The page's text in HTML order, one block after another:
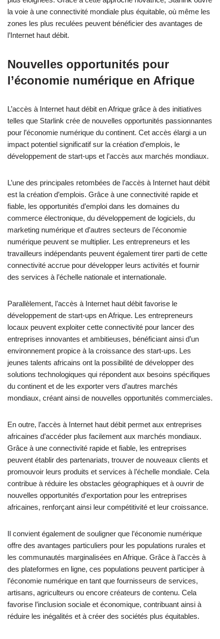
la voie à une connectivité mondiale plus équitable, où même les
zones les plus reculées peuvent bénéficier des avantages de
l’Internet haut débit.
Nouvelles opportunités pour
l’économie numérique en Afrique
L’accès à Internet haut débit en Afrique grâce à des initiatives
telles que Starlink crée de nouvelles opportunités passionnantes
pour l’économie numérique du continent. Cet accès élargi a un
impact potentiel significatif sur la création d’emplois, le
développement de start-ups et l’accès aux marchés mondiaux.
L’une des principales retombées de l’accès à Internet haut débit
est la création d’emplois. Grâce à une connectivité rapide et
fiable, les opportunités d’emploi dans les domaines du
commerce électronique, du développement de logiciels, du
marketing numérique et d’autres secteurs de l’économie
numérique peuvent se multiplier. Les entrepreneurs et les
travailleurs indépendants peuvent également tirer parti de cette
connectivité accrue pour développer leurs activités et fournir
des services à l’échelle nationale et internationale.
Parallèlement, l’accès à Internet haut débit favorise le
développement de start-ups en Afrique. Les entrepreneurs
locaux peuvent exploiter cette connectivité pour lancer des
entreprises innovantes et ambitieuses, bénéficiant ainsi d’un
environnement propice à la croissance des start-ups. Les
jeunes talents africains ont la possibilité de développer des
solutions technologiques qui répondent aux besoins spécifiques
du continent et de les exporter vers d’autres marchés
mondiaux, créant ainsi de nouvelles opportunités commerciales.
En outre, l’accès à Internet haut débit permet aux entreprises
africaines d’accéder plus facilement aux marchés mondiaux.
Grâce à une connectivité rapide et fiable, les entreprises
peuvent établir des partenariats, trouver de nouveaux clients et
promouvoir leurs produits et services à l’échelle mondiale. Cela
contribue à réduire les obstacles géographiques et à ouvrir de
nouvelles opportunités d’exportation pour les entreprises
africaines, renforçant ainsi leur compétitivité et leur croissance.
Il convient également de souligner que l’économie numérique
offre des avantages particuliers pour les populations rurales et
les communautés marginalisées en Afrique. Grâce à l’accès à
des plateformes en ligne, ces populations peuvent participer à
l’économie numérique en tant que fournisseurs de services,
artisans, agriculteurs ou encore créateurs de contenu. Cela
favorise l’inclusion sociale et économique, contribuant ainsi à
réduire les inégalités et à créer des sociétés plus équitables.